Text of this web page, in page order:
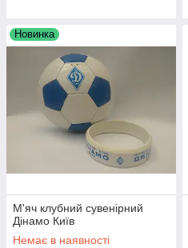
Новинка
М'яч клубний сувенірний
Дінамо Київ
Немає в наявності